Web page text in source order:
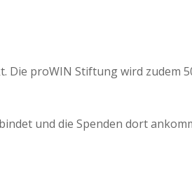
proWIN Stiftung wird zudem
und die Spenden dort